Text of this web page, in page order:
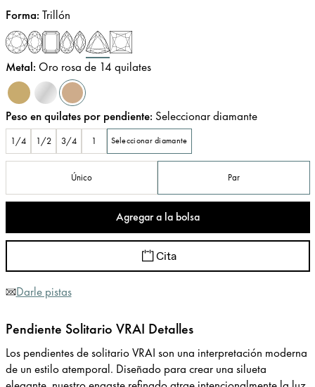
Forma: Trillón
Metal: Oro rosa de 14 quilates
Peso en quilates por pendiente: Seleccionar diamante
1/4 1/2 3/4 1 Seleccionar diamante
Único Par
Agregar a la bolsa
Cita
Darle pistas
Pendiente Solitario VRAI Detalles
Los pendientes de solitario VRAI son una interpretación moderna
de un estilo atemporal. Diseñado para crear una silueta